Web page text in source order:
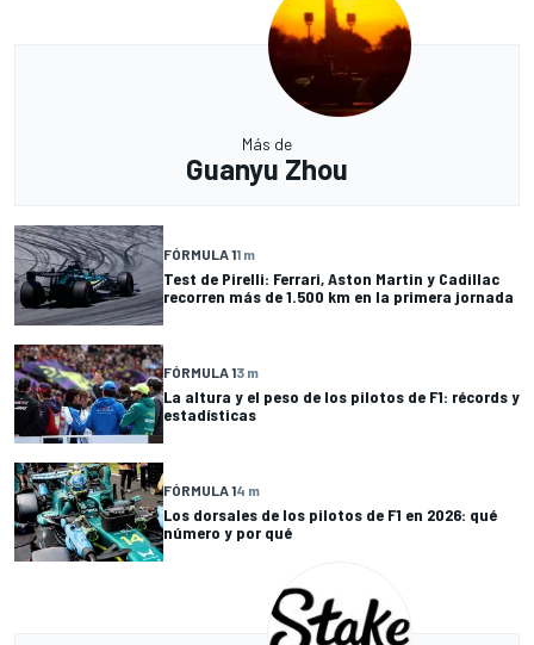
Más de
Guanyu Zhou
FÓRMULA 11 m
Test de Pirelli: Ferrari, Aston Martin y Cadillac
recorren más de 1.500 km en la primera jornada
FÓRMULA 13 m
La altura y el peso de los pilotos de F1: récords y
estadísticas
FÓRMULA 14 m
Los dorsales de los pilotos de F1 en 2026: qué
número y por qué